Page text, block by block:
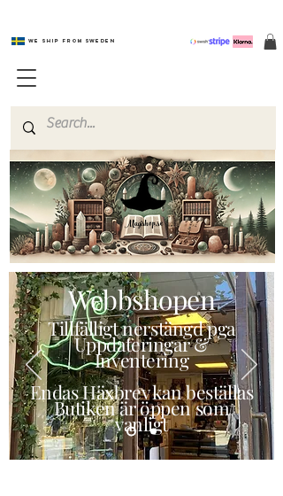
We ship from Sweden
Magishop.se
Webbshopen
Tillfälligt nerstängd pga
Uppdateringar &
Inventering
Endas Häxbrev kan beställas
Butiken är öppen som
vanligt